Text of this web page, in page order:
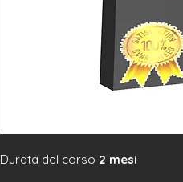
Durata del corso 2 mesi